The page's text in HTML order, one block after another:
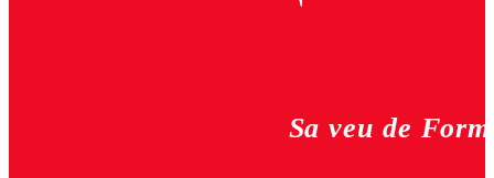
Sa veu de